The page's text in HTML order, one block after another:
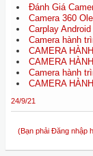
Đánh Giá
Camera 360
Carplay
Camera hành
CAMERA
CAMERA
Camera hành
CAMERA
24/9/21
(Bạn phải Đăng nhập